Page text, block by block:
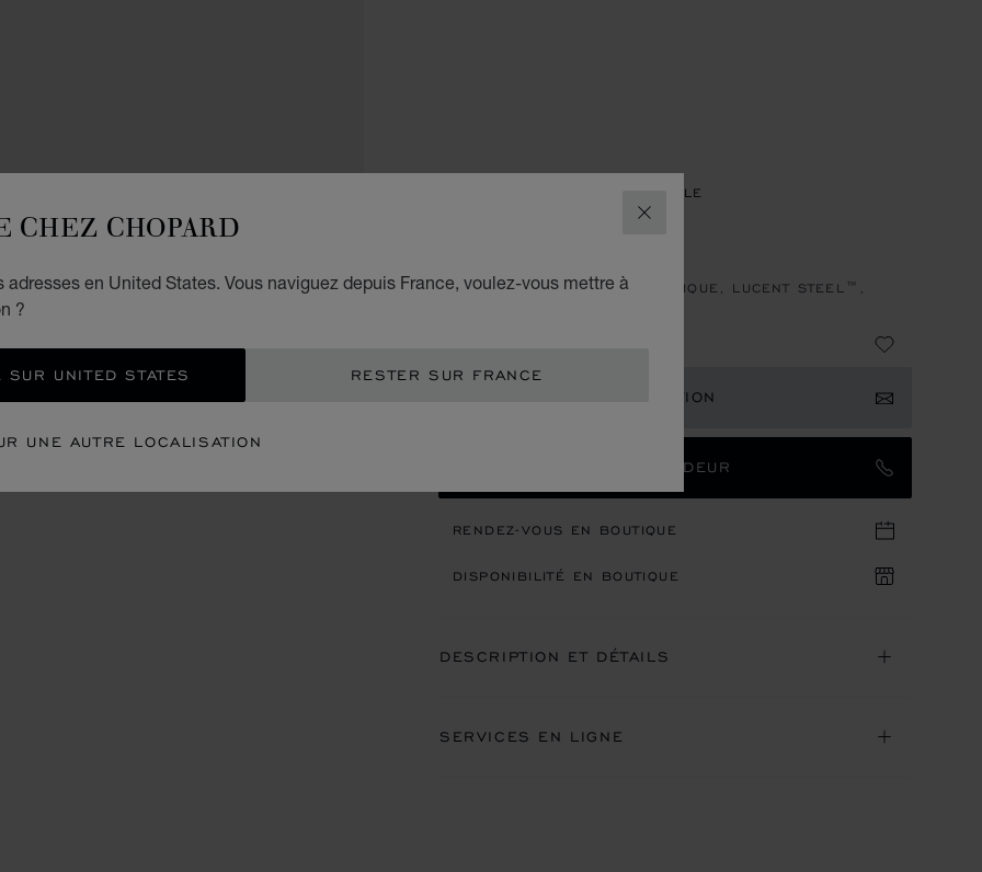
FERMER
CHEZ CHOPARD
adresses en United States. Vous naviguez depuis France, voulez-vous mettre à
?
UNITED STATES RESTER SUR FRANCE
UNE AUTRE LOCALISATION
MONTRES IMPERIALE
36 MM, QUARTZ, OR ROSE ÉTHIQUE, LUCENT STEEL™,
RECEVOIR UNE NOTIFICATION
CONTACTER UN AMBASSADEUR
RENDEZ-VOUS EN BOUTIQUE
DISPONIBILITÉ EN BOUTIQUE
DESCRIPTION ET DÉTAILS
SERVICES EN LIGNE